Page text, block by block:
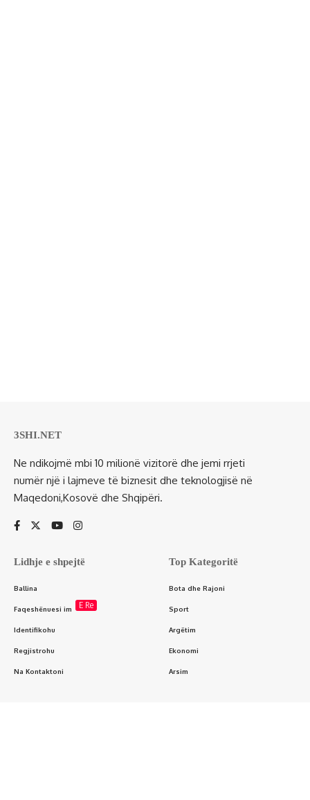
3SHI.NET
Ne ndikojmë mbi 10 milionë vizitorë dhe jemi rrjeti
numër një i lajmeve të biznesit dhe teknologjisë në
Maqedoni,Kosovë dhe Shqipëri.
Lidhje e shpejtë
Ballina
Faqeshënuesi im E Re
Identifikohu
Regjistrohu
Na Kontaktoni
Top Kategoritë
Bota dhe Rajoni
Sport
Argëtim
Ekonomi
Arsim